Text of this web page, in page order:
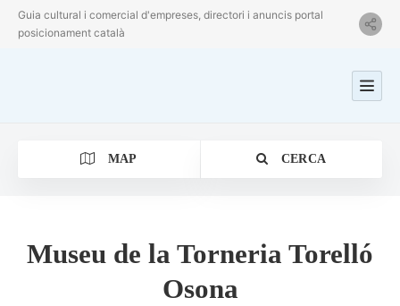
Guia cultural i comercial d'empreses, directori i anuncis portal
posicionament català
MAP CERCA
Museu de la Torneria Torelló
Osona